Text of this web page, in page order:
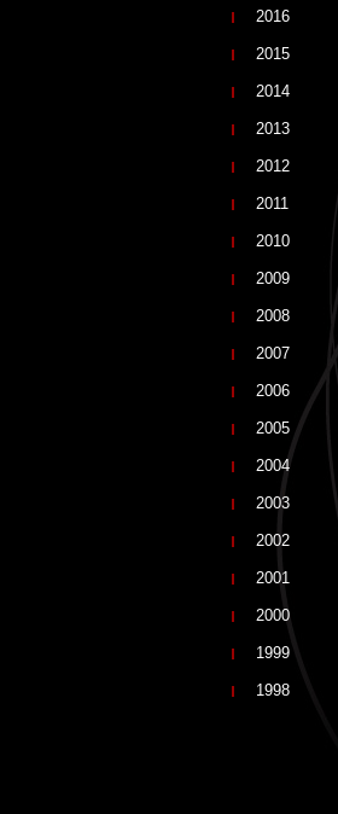
2016
2015
2014
2013
2012
2011
2010
2009
2008
2007
2006
2005
2004
2003
2002
2001
2000
1999
1998